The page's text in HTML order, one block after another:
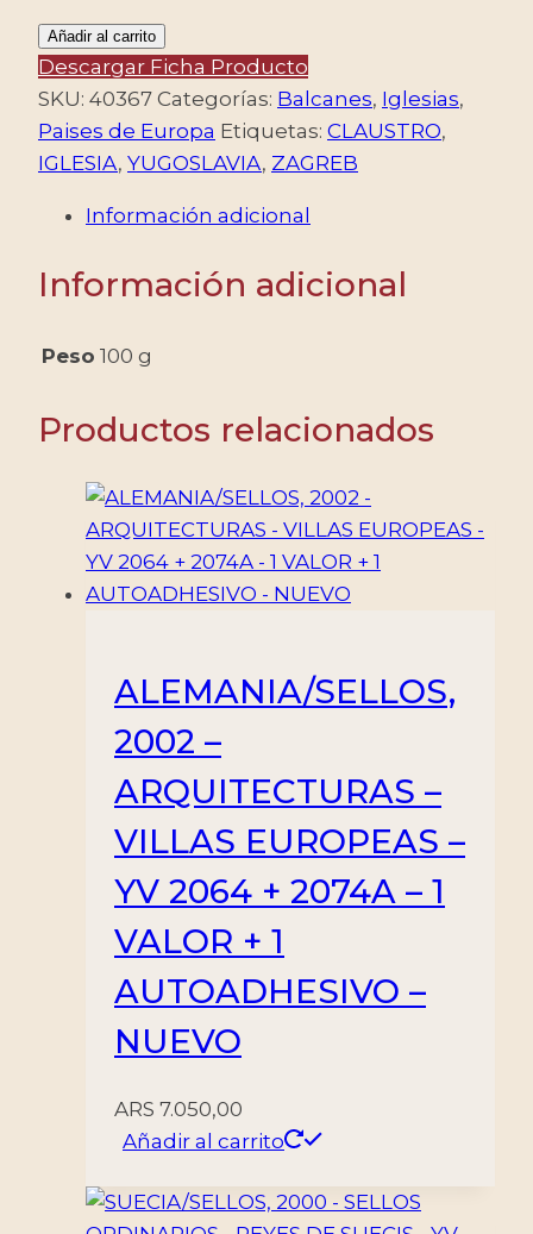
YUGOSLAVIA/SELLOS,
1941
-
ZAGREB
-
397/400
4
cantidad
Añadir al carrito
Descargar Ficha Producto
SKU: 40367 Categorías: Balcanes, Iglesias,
Paises de Europa Etiquetas: CLAUSTRO,
IGLESIA, YUGOSLAVIA, ZAGREB
Información adicional
Información adicional
Peso 100 g
Productos relacionados
ALEMANIA/SELLOS,
2002 –
ARQUITECTURAS –
VILLAS EUROPEAS –
YV 2064 + 2074A – 1
VALOR + 1
AUTOADHESIVO –
NUEVO
ARS 7.050,00
Añadir al carrito